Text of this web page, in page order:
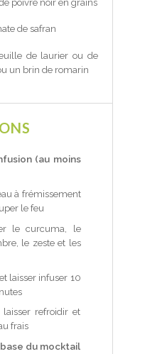
de safran
de laurier ou de
un brin de romarin
(au moins
à frémissement
le feu
le curcuma, le
le zeste et les
laisser infuser 10
laisser refroidir et
frais
du mocktail